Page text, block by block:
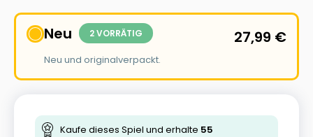
Neu 2 VORRÄTIG
Neu und originalverpackt.
27,99 €
Kaufe dieses Spiel und erhalte 55